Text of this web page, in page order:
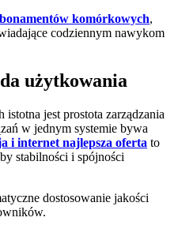
komórkowych,
codziennym nawykom
użytkowania
jest prostota zarządzania
w jednym systemie bywa
i internet najlepsza oferta to
stabilności i spójności
dostosowanie jakości